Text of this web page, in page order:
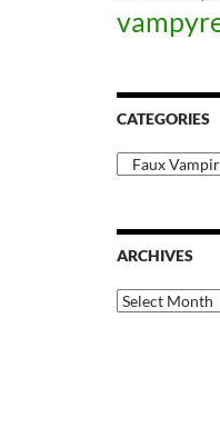
CATEGORIES
Categories
ARCHIVES
Archives